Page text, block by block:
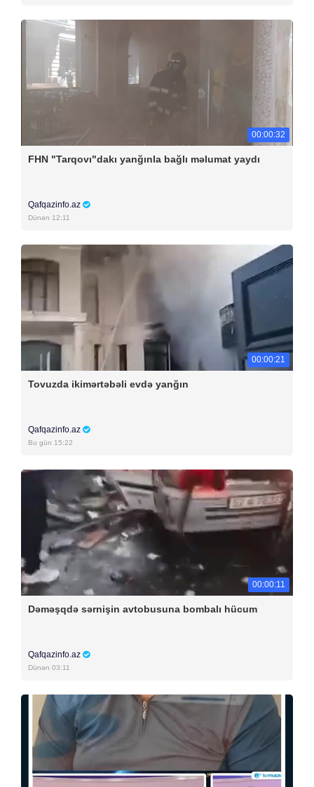
00:00:32
FHN "Tarqovı"dakı yanğınla bağlı məlumat yaydı
Qafqazinfo.az
Dünən 12:11
00:00:21
Tovuzda ikimərtəbəli evdə yanğın
Qafqazinfo.az
Bu gün 15:22
00:00:11
Dəməşqdə sərnişin avtobusuna bombalı hücum
Qafqazinfo.az
Dünən 03:11